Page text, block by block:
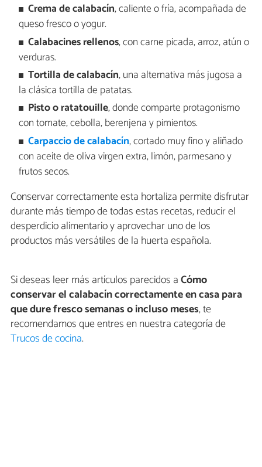
Crema de calabacín, caliente o fría, acompañada de
queso fresco o yogur.
Calabacines rellenos, con carne picada, arroz, atún o
verduras.
Tortilla de calabacín, una alternativa más jugosa a
la clásica tortilla de patatas.
Pisto o ratatouille, donde comparte protagonismo
con tomate, cebolla, berenjena y pimientos.
Carpaccio de calabacín, cortado muy fino y aliñado
con aceite de oliva virgen extra, limón, parmesano y
frutos secos.
Conservar correctamente esta hortaliza permite disfrutar
durante más tiempo de todas estas recetas, reducir el
desperdicio alimentario y aprovechar uno de los
productos más versátiles de la huerta española.
Si deseas leer más artículos parecidos aCómo
conservar el calabacín correctamente en casa para
que dure fresco semanas o incluso meses, te
recomendamos que entres en nuestra categoría de
Trucos de cocina.